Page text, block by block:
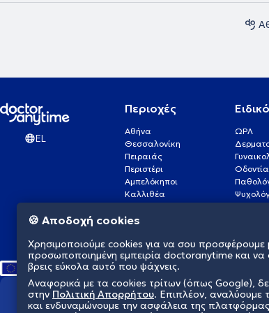
EL
Περιοχές
Αθήνα
Θεσσαλονίκη
Πειραιάς
Περιστέρι
Αμπελόκηποι
Καλλιθέα
Πάτρα
Γλυφάδα
Νέα Σμύρνη
ΩΡΛ
Διαμορφώνουμε το
🍪 Αποδοχή cookies
Χρησιμοποιούμε cookies για να σου προσφέρουμε
προσωποποιημένη εμπειρία doctoranytime και
βρεις εύκολα αυτό που ψάχνεις.
Αναφορικά με τα cookies τρίτων (όπως Google),
στην Πολιτική Απορρήτου. Επιπλέον, αναλύουμε
και ενδυναμώνουμε την ασφάλεια της